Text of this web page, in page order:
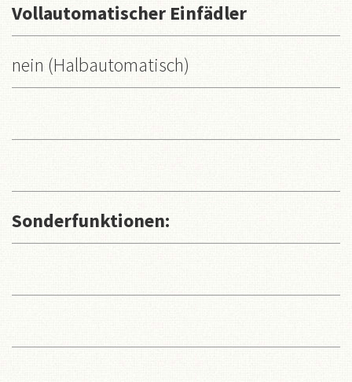
Vollautomatischer Einfädler
nein (Halbautomatisch)
Sonderfunktionen: